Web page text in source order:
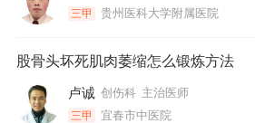
三甲 贵州医科大学附属医院
股骨头坏死肌肉萎缩怎么锻炼方法
卢诚 创伤科 主治医师
三甲 宜春市中医院